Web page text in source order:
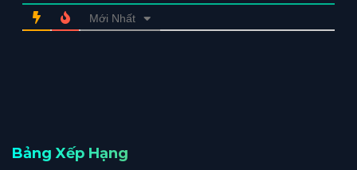
Mới Nhất
Bảng Xếp Hạng